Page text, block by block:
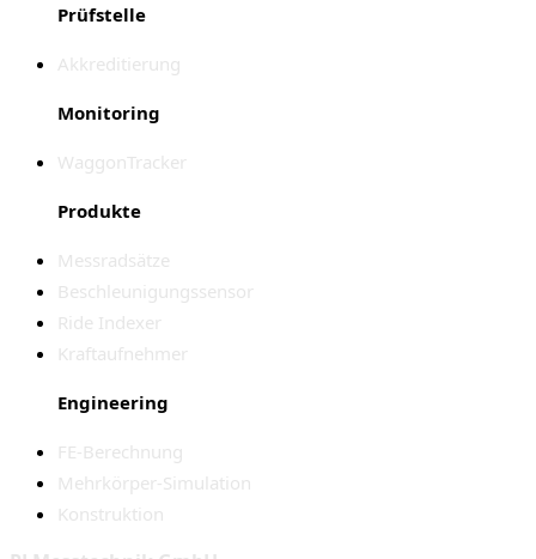
Prüfstelle
Akkreditierung
Monitoring
WaggonTracker
Produkte
Messradsätze
Beschleunigungssensor
Ride Indexer
Kraftaufnehmer
Engineering
FE-Berechnung
Mehrkörper-Simulation
Konstruktion